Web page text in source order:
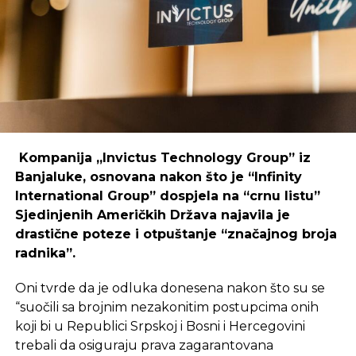
coworking prostori mogu uspješno djelovati i u
regijama koje nisu urbani centri, ali zahtijeva
podršku i ulaganja koja će omogućiti dugoročnu
održivost ovakvih inicijativa.
Ulaganje u coworking prostor u Čapljini moglo bi
postati ključan korak prema stvaranju napredne
poslovne klime, privlačenju novih profesionalaca te
nove projekte i lokalnu ekonomiju.
Kompanija „Invictus Technology Group” iz
Banjaluke, osnovana nakon što je “Infinity
International Group” dospjela na “crnu listu”
Sjedinjenih Američkih Država najavila je
drastične poteze i otpuštanje “značajnog broja
radnika”.
Oni tvrde da je odluka donesena nakon što su se
“suočili sa brojnim nezakonitim postupcima onih
koji bi u Republici Srpskoj i Bosni i Hercegovini
trebali da osiguraju prava zagarantovana